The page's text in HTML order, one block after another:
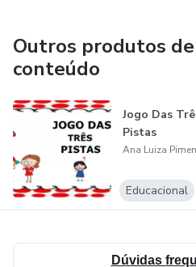
Outros produtos
conteúdo
Jogo Das
Pistas
Ana Luiza
Educacional
Dúvidas